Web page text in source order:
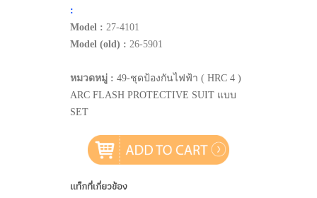
:
Model : 27-4101
Model (old) : 26-5901
หมวดหมู่ : 49-ชุดป้องกันไฟฟ้า ( HRC 4 )
ARC FLASH PROTECTIVE SUIT แบบ
SET
แท็กที่เกี่ยวข้อง